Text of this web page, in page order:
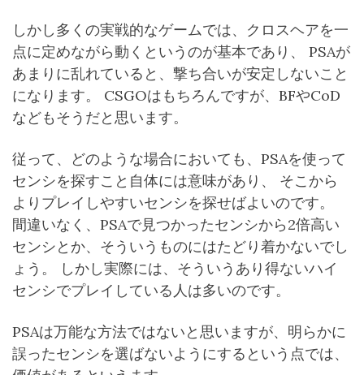
しかし多くの実戦的なゲームでは、クロスヘアを一
点に定めながら動くというのが基本であり、 PSAが
あまりに乱れていると、撃ち合いが安定しないこと
になります。 CSGOはもちろんですが、BFやCoD
などもそうだと思います。
従って、どのような場合においても、PSAを使って
センシを探すこと自体には意味があり、 そこから
よりプレイしやすいセンシを探せばよいのです。
間違いなく、PSAで見つかったセンシから2倍高い
センシとか、そういうものにはたどり着かないでし
ょう。 しかし実際には、そういうあり得ないハイ
センシでプレイしている人は多いのです。
PSAは万能な方法ではないと思いますが、明らかに
誤ったセンシを選ばないようにするという点では、